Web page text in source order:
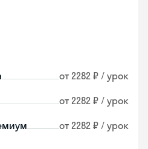
от 2282 ₽ / урок
от 2282 ₽ / урок
от 2282 ₽ / урок